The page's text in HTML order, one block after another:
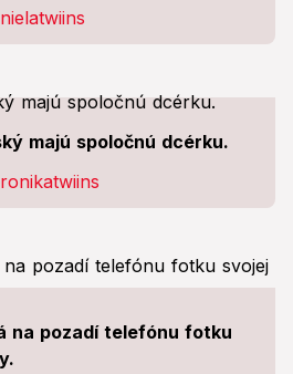
majú spoločnú dcérku.
na pozadí telefónu fotku